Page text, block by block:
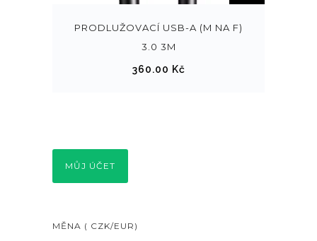
PRODLUŽOVACÍ USB-A (M NA F)
3.0 3M
360.00 Kč
MŮJ ÚČET
MĚNA ( CZK/EUR)